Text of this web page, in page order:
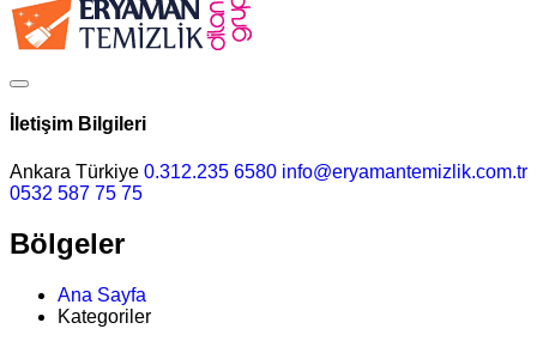
İletişim Bilgileri
Ankara Türkiye 0.312.235 6580 info@eryamantemizlik.com.tr
0532 587 75 75
Bölgeler
Ana Sayfa
Kategoriler